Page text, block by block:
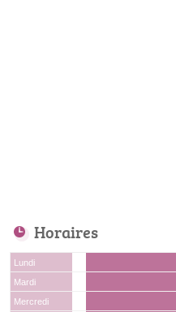
Horaires
Lundi
Mardi
Mercredi